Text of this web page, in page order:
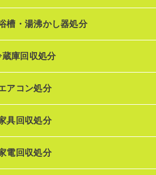
槽・湯沸かし器処分
蔵庫回収処分
アコン処分
具回収処分
電回収処分